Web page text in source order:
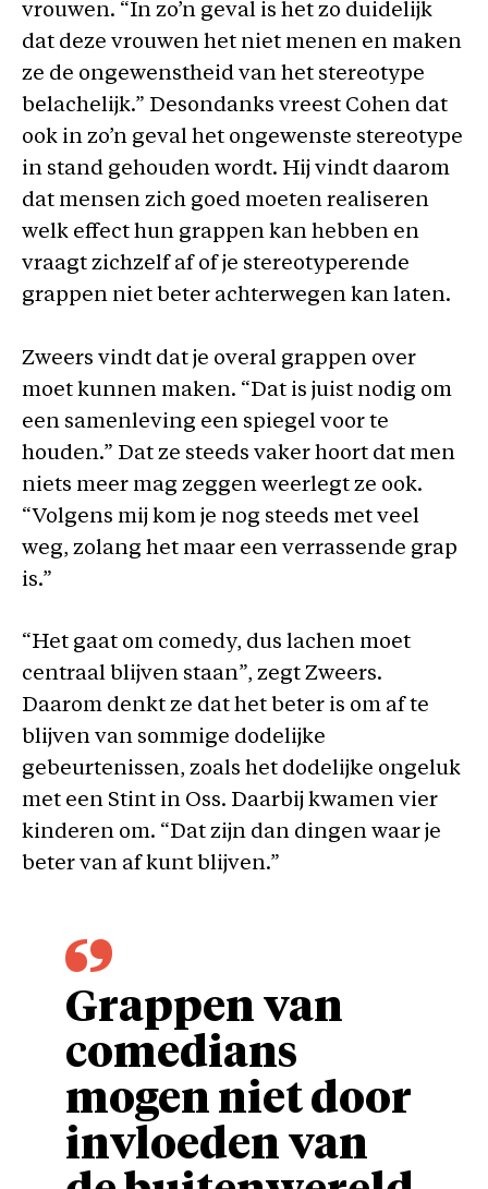
vrouwen. “In zo’n geval is het zo duidelijk
dat deze vrouwen het niet menen en maken
ze de ongewenstheid van het stereotype
belachelijk.” Desondanks vreest Cohen dat
ook in zo’n geval het ongewenste stereotype
in stand gehouden wordt. Hij vindt daarom
dat mensen zich goed moeten realiseren
welk effect hun grappen kan hebben en
vraagt zichzelf af of je stereotyperende
grappen niet beter achterwegen kan laten.
Zweers vindt dat je overal grappen over
moet kunnen maken. “Dat is juist nodig om
een samenleving een spiegel voor te
houden.” Dat ze steeds vaker hoort dat men
niets meer mag zeggen weerlegt ze ook.
“Volgens mij kom je nog steeds met veel
weg, zolang het maar een verrassende grap
is.”
“Het gaat om comedy, dus lachen moet
centraal blijven staan”, zegt Zweers.
Daarom denkt ze dat het beter is om af te
blijven van sommige dodelijke
gebeurtenissen, zoals het dodelijke ongeluk
met een Stint in Oss. Daarbij kwamen vier
kinderen om. “Dat zijn dan dingen waar je
beter van af kunt blijven.”
Grappen van
comedians
mogen niet door
invloeden van